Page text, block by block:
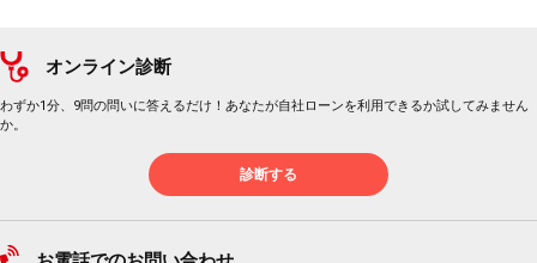
オンライン診断
わずか1分、9問の問いに答えるだけ！あなたが自社ローンを利用できるか試してみません
か。
診断する